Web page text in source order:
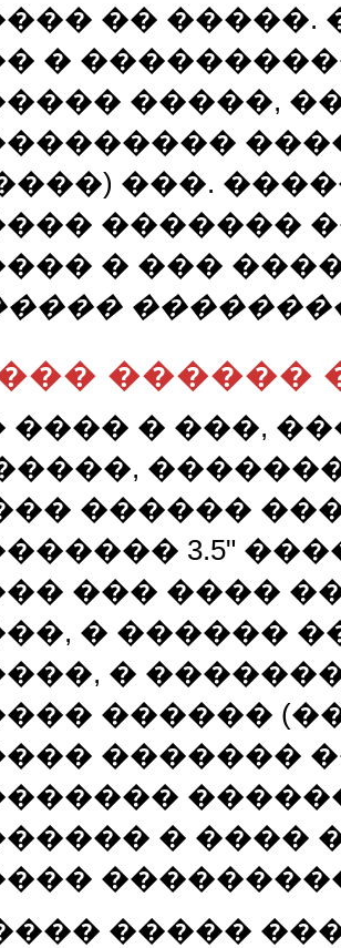
�� �����.
�
�����,
���.
�������
� ���
������
���� � ���,
������
3.5"
��� ����
� ������
�
������
�������
� ����
�����